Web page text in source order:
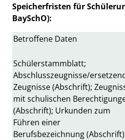
Speicherfristen für
BaySchO):
Betroffene Daten
Schülerstammblatt;
Abschlusszeugnisse/
Zeugnisse (Abschrift);
mit schulischen
(Abschrift); Urkunden zum
Führen einer
Berufsbezeichnung (Abschrift)